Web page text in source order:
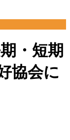
・短期
協会に